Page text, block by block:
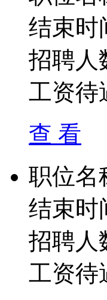
结束时
招聘人
工资待
查 看
职位名
结束时
招聘人
工资待